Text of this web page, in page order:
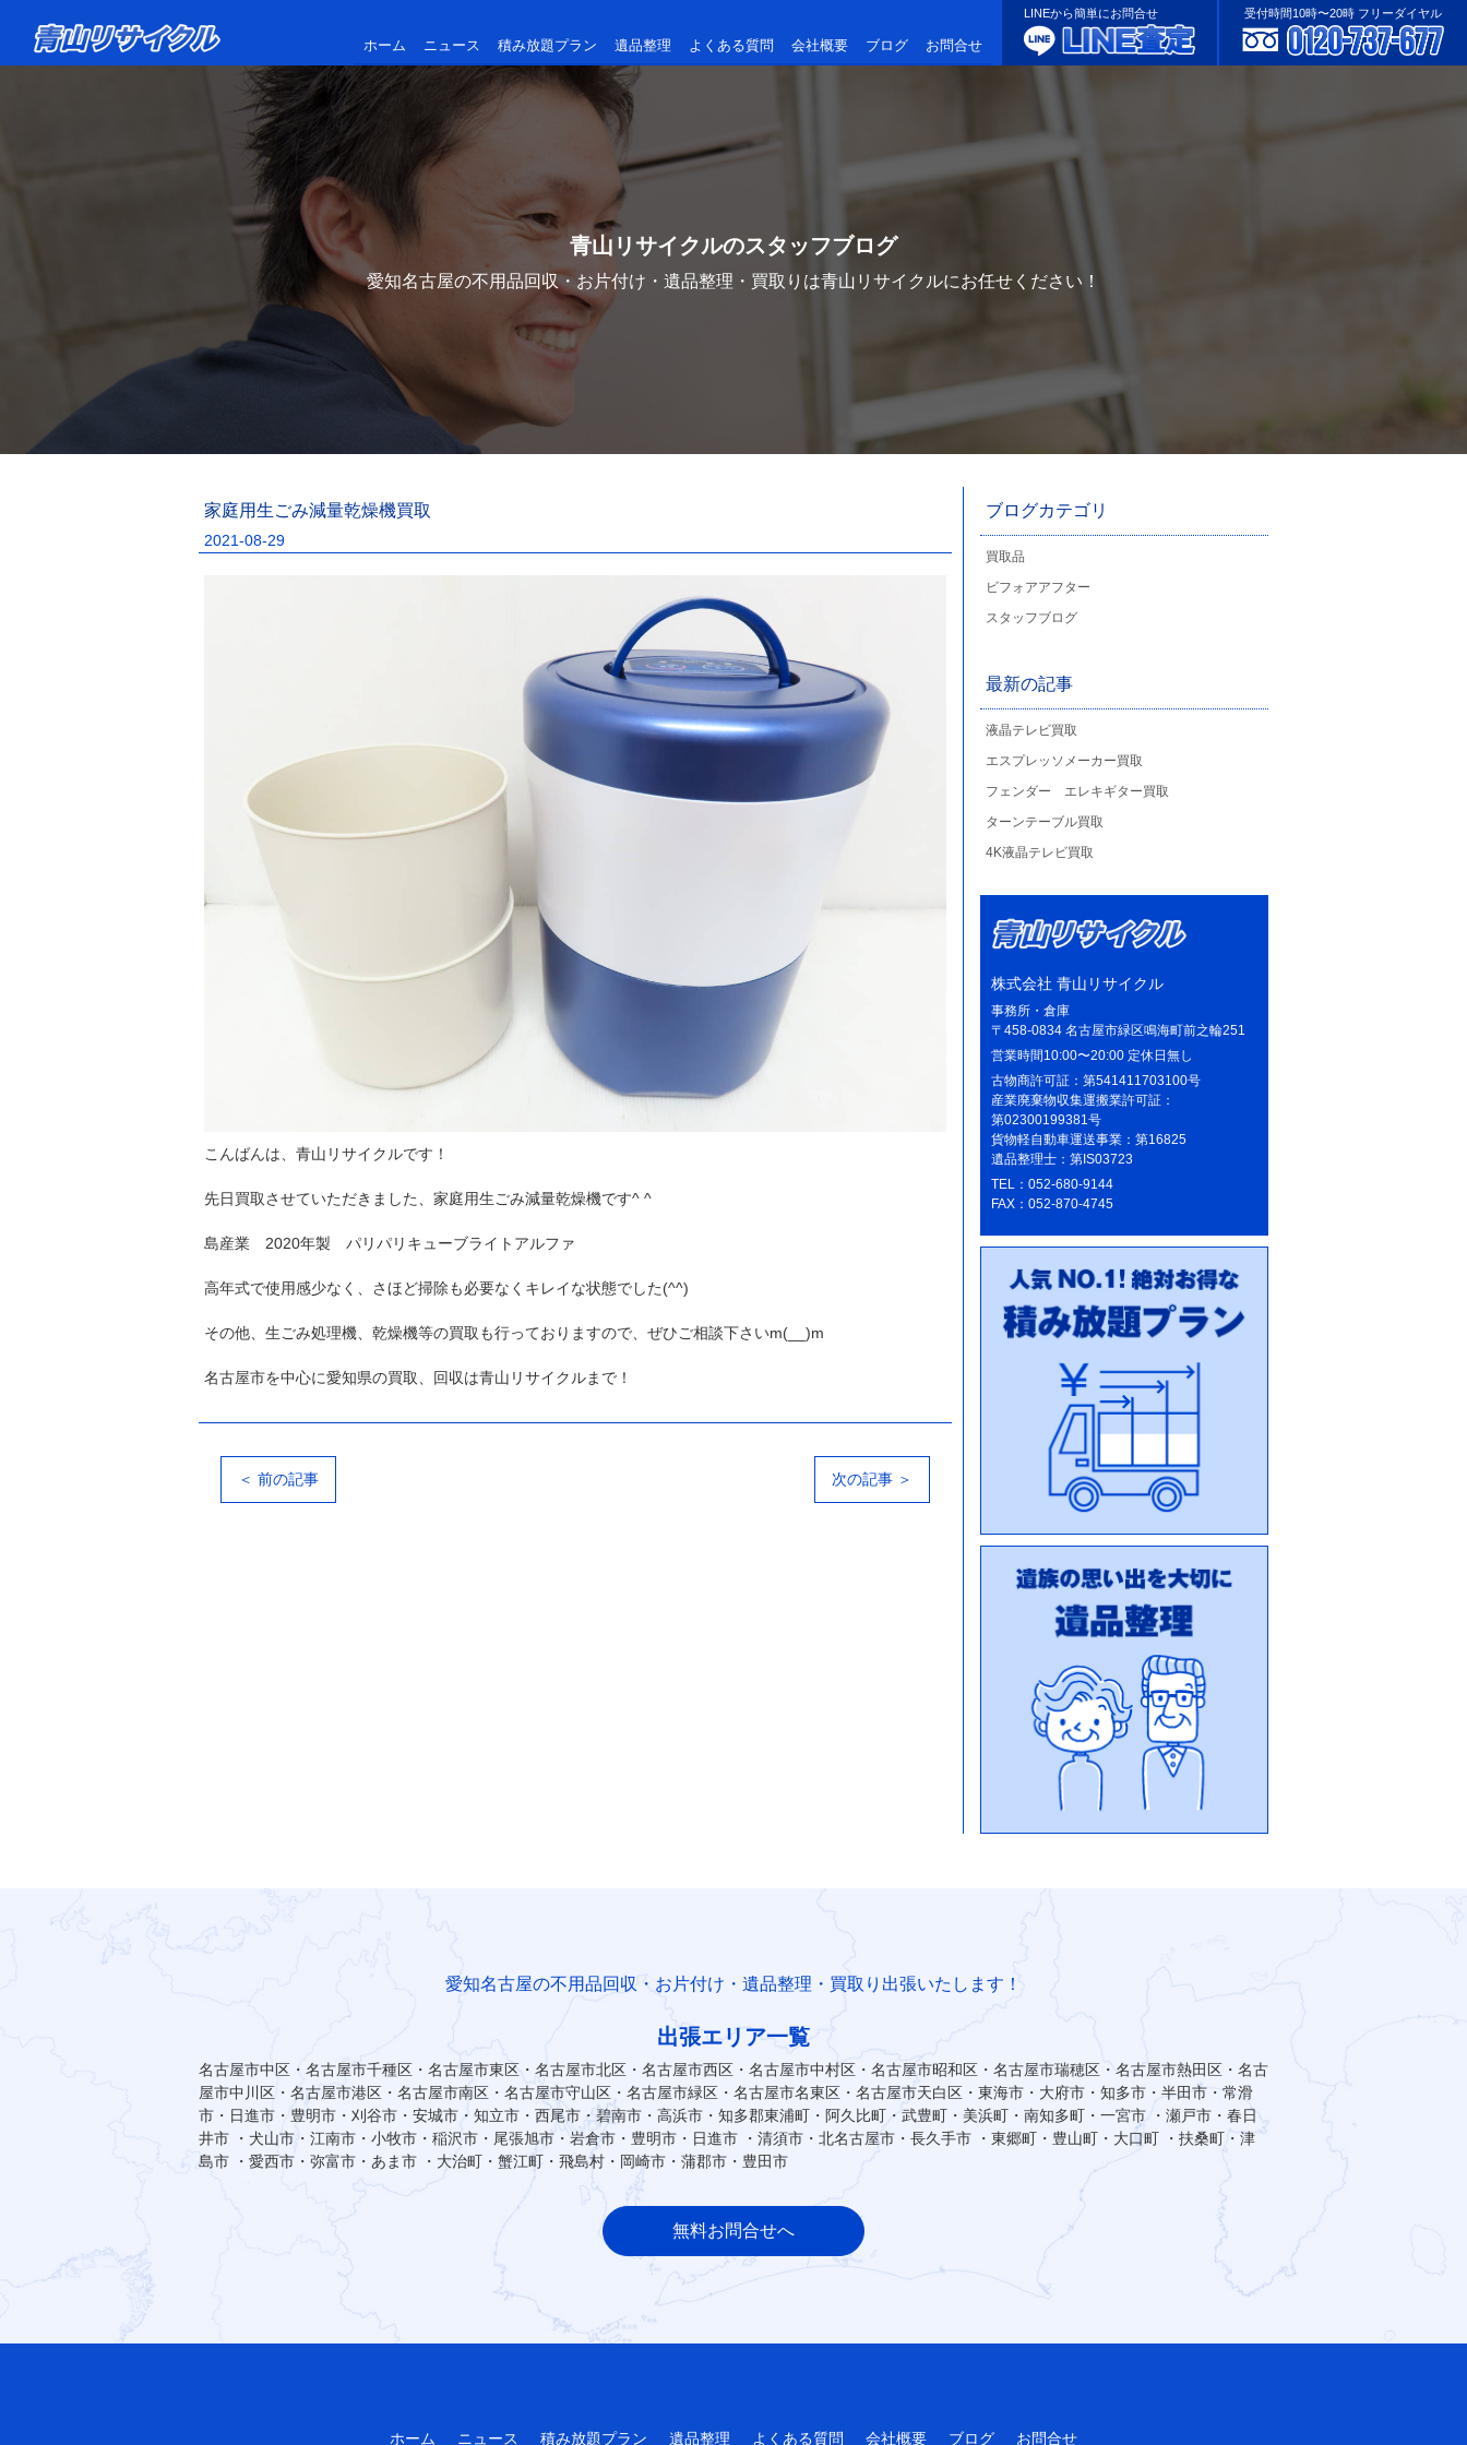
ホーム ニュース 積み放題プラン 遺品整理 よくある質問 会社概要 ブログ お問合せ
受付時間10時〜20時 フリーダイヤル
LINEから簡単にお問合せ
青山リサイクルのスタッフブログ
愛知名古屋の不用品回収・お片付け・遺品整理・買取りは青山リサイクルにお任せください！
家庭用生ごみ減量乾燥機買取
2021-08-29
こんばんは、青山リサイクルです！
先日買取させていただきました、家庭用生ごみ減量乾燥機です^ ^
島産業 2020年製 パリパリキューブライトアルファ
高年式で使用感少なく、さほど掃除も必要なくキレイな状態でした(^^)
その他、生ごみ処理機、乾燥機等の買取も行っておりますので、ぜひご相談下さいm(__)m
名古屋市を中心に愛知県の買取、回収は青山リサイクルまで！
＜ 前の記事 次の記事 ＞
ブログカテゴリ
買取品
ビフォアアフター
スタッフブログ
最新の記事
液晶テレビ買取
エスプレッソメーカー買取
フェンダー エレキギター買取
ターンテーブル買取
4K液晶テレビ買取
株式会社 青山リサイクル
事務所・倉庫
〒458-0834 名古屋市緑区鳴海町前之輪251
営業時間10:00〜20:00 定休日無し
古物商許可証：第541411703100号
産業廃棄物収集運搬業許可証：
第02300199381号
貨物軽自動車運送事業：第16825
遺品整理士：第IS03723
TEL：052-680-9144
FAX：052-870-4745
愛知名古屋の不用品回収・お片付け・遺品整理・買取り出張いたします！
出張エリア一覧
名古屋市中区・名古屋市千種区・名古屋市東区・名古屋市北区・名古屋市西区・名古屋市中村区・名古屋市昭和区・名古屋市瑞穂区・名古屋市熱田区・名古
屋市中川区・名古屋市港区・名古屋市南区・名古屋市守山区・名古屋市緑区・名古屋市名東区・名古屋市天白区・東海市・大府市・知多市・半田市・常滑
市・日進市・豊明市・刈谷市・安城市・知立市・西尾市・碧南市・高浜市・知多郡東浦町・阿久比町・武豊町・美浜町・南知多町・一宮市 ・瀬戸市・春日
井市 ・犬山市・江南市・小牧市・稲沢市・尾張旭市・岩倉市・豊明市・日進市 ・清須市・北名古屋市・長久手市 ・東郷町・豊山町・大口町 ・扶桑町・津
島市 ・愛西市・弥富市・あま市 ・大治町・蟹江町・飛島村・岡崎市・蒲郡市・豊田市
無料お問合せへ
ホーム ニュース 積み放題プラン 遺品整理 よくある質問 会社概要 ブログ お問合せ